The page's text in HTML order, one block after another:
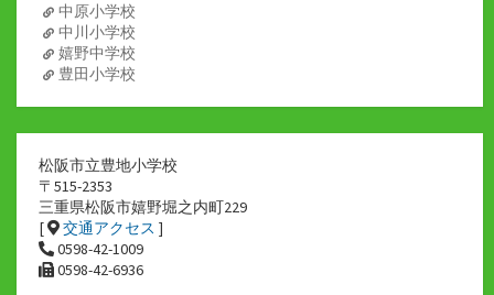
中原小学校
中川小学校
嬉野中学校
豊田小学校
松阪市立豊地小学校
〒515-2353
三重県松阪市嬉野堀之内町229
[
交通アクセス ]
0598-42-1009
0598-42-6936